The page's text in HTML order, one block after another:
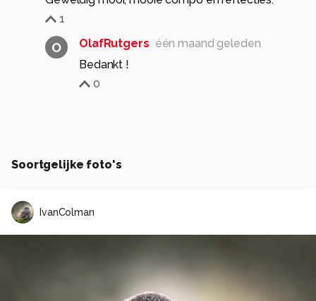
1
O OlafRutgers één maand geleden
Bedankt !
0
Soortgelijke foto's
IvanColman